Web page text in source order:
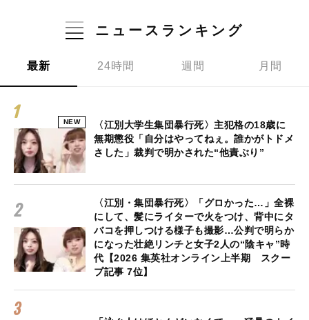
ニュースランキング
最新 24時間 週間 月間
NEW
〈江別大学生集団暴行死〉主犯格の18歳に
無期懲役「自分はやってねぇ。誰かがトドメ
さした」裁判で明かされた“他責ぶり”
〈江別・集団暴行死〉「グロかった…」全裸
にして、髪にライターで火をつけ、背中にタ
バコを押しつける様子も撮影…公判で明らか
になった壮絶リンチと女子2人の“陰キャ”時
代【2026 集英社オンライン上半期 スクー
プ記事 7位】